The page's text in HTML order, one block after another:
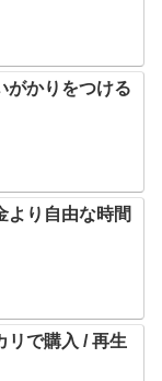
がかりをつける
より自由な時間
リで購入 / 再生